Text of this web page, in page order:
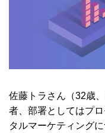
佐藤トラさん（32歳
者、部署としてはプ
タルマーケティング